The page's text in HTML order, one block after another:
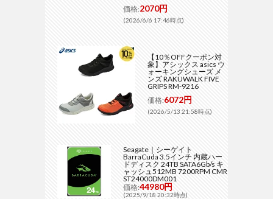
価格:2070円
(2026/6/6 17:46時点)
【10％OFFクーポン対
象】アシックス asics ウ
ォーキングシューズ メ
ンズ RAKUWALK FIVE
GRIPS RM-9216
価格:6072円
(2026/5/13 21:58時点)
Seagate｜シーゲイト
BarraCuda 3.5インチ 内蔵ハー
ドディスク 24TB SATA6Gb/s キ
ャッシュ512MB 7200RPM CMR
ST24000DM001
価格:44980円
(2025/9/18 20:32時点)